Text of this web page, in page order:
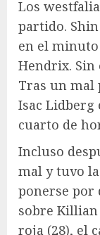
Los
partido.
en el
Hendrix. Sin
Tras un mal
Isac Lidberg
cuarto de
Incluso
mal y tuvo
ponerse por
sobre
roja (28), el